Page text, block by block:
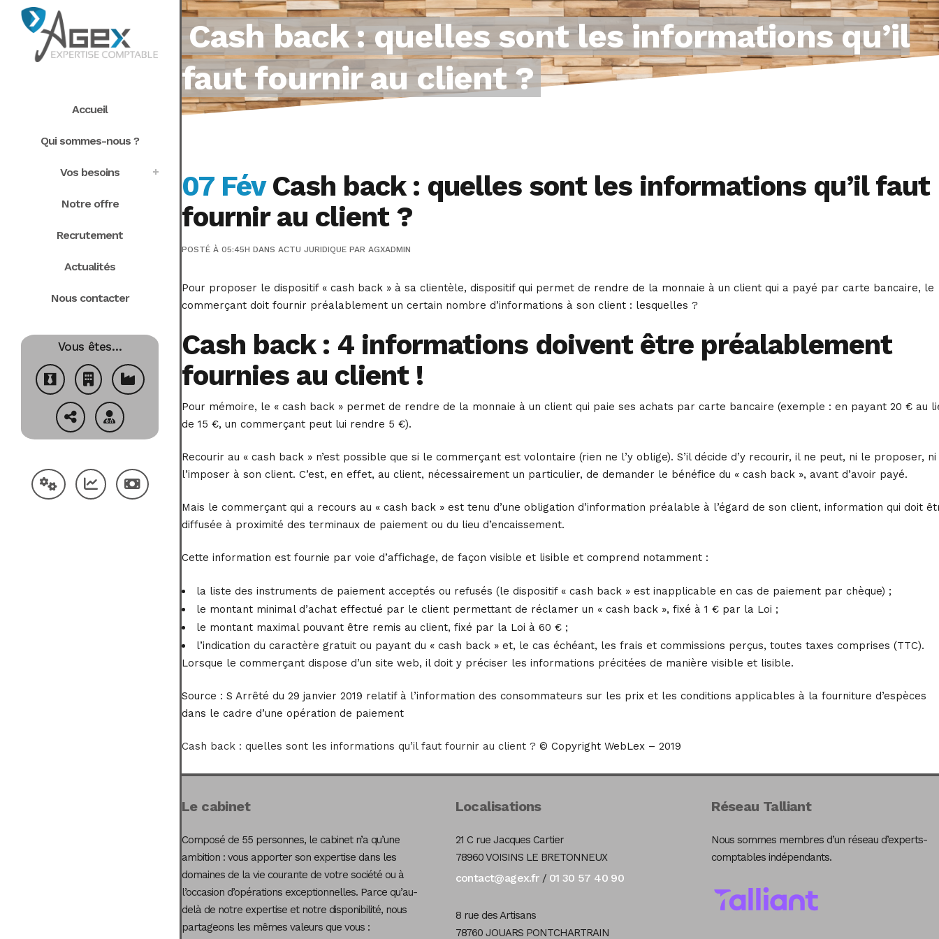
Accueil
Qui sommes-nous ?
Vos besoins
Notre offre
Recrutement
Actualités
Nous contacter
Vous êtes…
Cash back : quelles sont les informations qu’il
faut fournir au client ?
07 FévCash back : quelles sont les informations qu’il faut
fournir au client ?
POSTÉ À 05:45H DANS ACTU JURIDIQUE PAR AGXADMIN
Pour proposer le dispositif « cash back » à sa clientèle, dispositif qui permet de rendre de la monnaie à un client qui a payé par carte bancaire, le
commerçant doit fournir préalablement un certain nombre d’informations à son client : lesquelles ?
Cash back : 4 informations doivent être préalablement
fournies au client !
Pour mémoire, le « cash back » permet de rendre de la monnaie à un client qui paie ses achats par carte bancaire (exemple : en payant 20 € au
de 15 €, un commerçant peut lui rendre 5 €).
Recourir au « cash back » n’est possible que si le commerçant est volontaire (rien ne l’y oblige). S’il décide d’y recourir, il ne peut, ni le proposer, ni
l’imposer à son client. C’est, en effet, au client, nécessairement un particulier, de demander le bénéfice du « cash back », avant d’avoir payé.
Mais le commerçant qui a recours au « cash back » est tenu d’une obligation d’information préalable à l’égard de son client, information qui doit
diffusée à proximité des terminaux de paiement ou du lieu d’encaissement.
Cette information est fournie par voie d’affichage, de façon visible et lisible et comprend notamment :
la liste des instruments de paiement acceptés ou refusés (le dispositif « cash back » est inapplicable en cas de paiement par chèque) ;
le montant minimal d’achat effectué par le client permettant de réclamer un « cash back », fixé à 1 € par la Loi ;
le montant maximal pouvant être remis au client, fixé par la Loi à 60 € ;
l’indication du caractère gratuit ou payant du « cash back » et, le cas échéant, les frais et commissions perçus, toutes taxes comprises (TTC).
Lorsque le commerçant dispose d’un site web, il doit y préciser les informations précitées de manière visible et lisible.
Source : S Arrêté du 29 janvier 2019 relatif à l’information des consommateurs sur les prix et les conditions applicables à la fourniture d’espèces
dans le cadre d’une opération de paiement
Cash back : quelles sont les informations qu’il faut fournir au client ? © Copyright WebLex – 2019
Le cabinet
Composé de 55 personnes, le cabinet n’a qu’une
ambition : vous apporter son expertise dans les
domaines de la vie courante de votre société ou à
l’occasion d’opérations exceptionnelles. Parce qu’au-
delà de notre expertise et notre disponibilité, nous
partageons les mêmes valeurs que vous :
Localisations
21 C rue Jacques Cartier
78960 VOISINS LE BRETONNEUX
contact@agex.fr/ 01 30 57 40 90
8 rue des Artisans
78760 JOUARS PONTCHARTRAIN
Réseau Talliant
Nous sommes membres d’un réseau d’experts-
comptables indépendants.